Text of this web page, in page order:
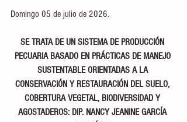
Domingo 05 de julio de 2026.
SE TRATA DE UN SISTEMA DE PRODUCCIÓN
PECUARIA BASADO EN PRÁCTICAS DE MANEJO
SUSTENTABLE ORIENTADAS A LA
CONSERVACIÓN Y RESTAURACIÓN DEL SUELO,
COBERTURA VEGETAL, BIODIVERSIDAD Y
AGOSTADEROS: DIP. NANCY JEANINE GARCÍA